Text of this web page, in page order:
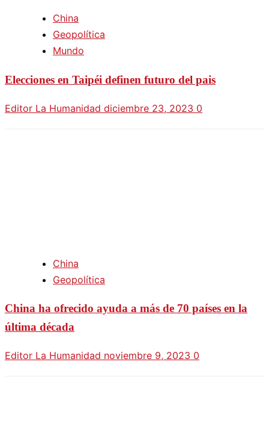
China
Geopolítica
Mundo
Elecciones en Taipéi definen futuro del pais
Editor La Humanidad diciembre 23, 2023 0
China
Geopolítica
China ha ofrecido ayuda a más de 70 países en la
última década
Editor La Humanidad noviembre 9, 2023 0